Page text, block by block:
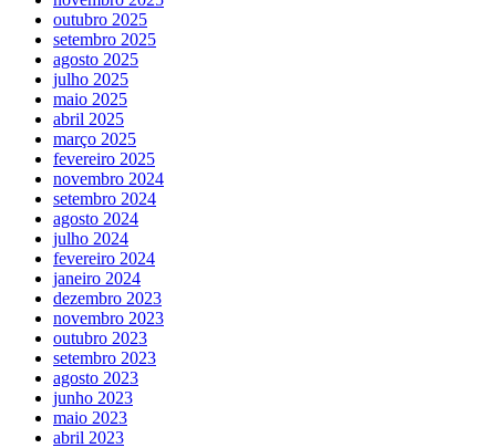
outubro 2025
setembro 2025
agosto 2025
julho 2025
maio 2025
abril 2025
março 2025
fevereiro 2025
novembro 2024
setembro 2024
agosto 2024
julho 2024
fevereiro 2024
janeiro 2024
dezembro 2023
novembro 2023
outubro 2023
setembro 2023
agosto 2023
junho 2023
maio 2023
abril 2023